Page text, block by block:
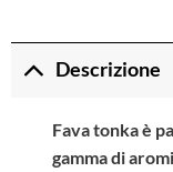
Descrizione
Fava tonka è
gamma di aromi